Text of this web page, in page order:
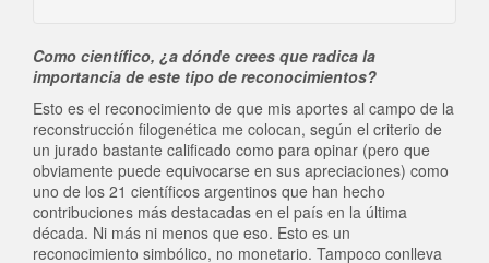
Como científico, ¿a dónde crees que radica la
importancia de este tipo de reconocimientos?
Esto es el reconocimiento de que mis aportes al campo de la
reconstrucción filogenética me colocan, según el criterio de
un jurado bastante calificado como para opinar (pero que
obviamente puede equivocarse en sus apreciaciones) como
uno de los 21 científicos argentinos que han hecho
contribuciones más destacadas en el país en la última
década. Ni más ni menos que eso. Esto es un
reconocimiento simbólico, no monetario. Tampoco conlleva